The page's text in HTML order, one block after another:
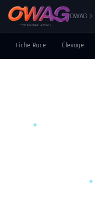
OWAG
Fiche Race Élevage